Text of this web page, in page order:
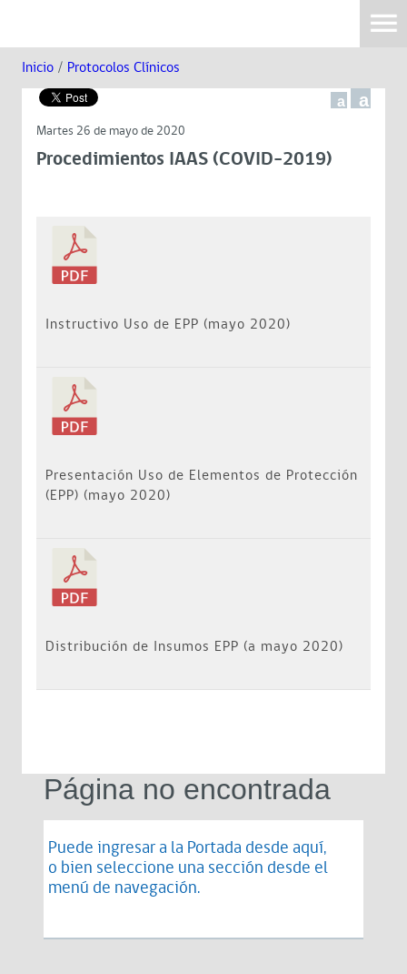
Inicio / Protocolos Clínicos
a a
Martes 26 de mayo de 2020
Procedimientos IAAS (COVID-2019)
Instructivo Uso de EPP (mayo 2020)
Presentación Uso de Elementos de Protección
(EPP) (mayo 2020)
Distribución de Insumos EPP (a mayo 2020)
Página no encontrada
Puede ingresar a la Portada desde aquí,
o bien seleccione una sección desde el
menú de navegación.